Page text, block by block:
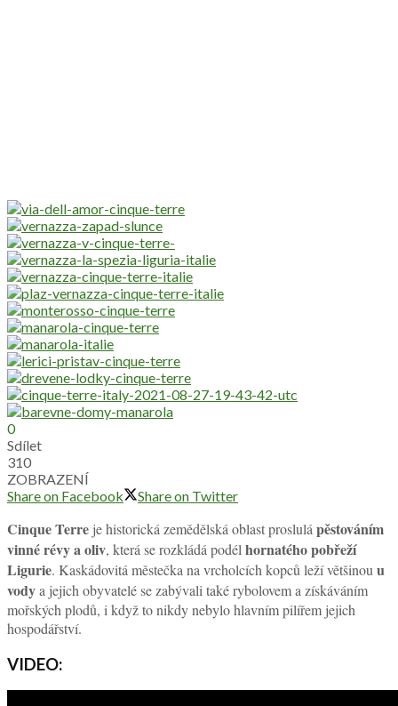
0
Sdílet
310
ZOBRAZENÍ
Share on Facebook
Share on Twitter
Cinque Terre je historická zemědělská oblast proslulá pěstováním
vinné révy a oliv, která se rozkládá podél hornatého pobřeží
Ligurie. Kaskádovitá městečka na vrcholcích kopců leží většinou u
vodya jejich obyvatelé se zabývali také rybolovem a získáváním
mořských plodů, i když to nikdy nebylo hlavním pilířem jejich
hospodářství.
VIDEO: